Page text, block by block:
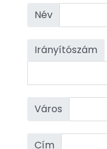
Név
Irányítószám
Város
Cím